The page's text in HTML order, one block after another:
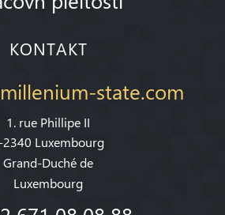
KONTAKT
state.com
1. rue Phillipe II
2340 Luxembourg
Grand-Duché de
Luxembourg